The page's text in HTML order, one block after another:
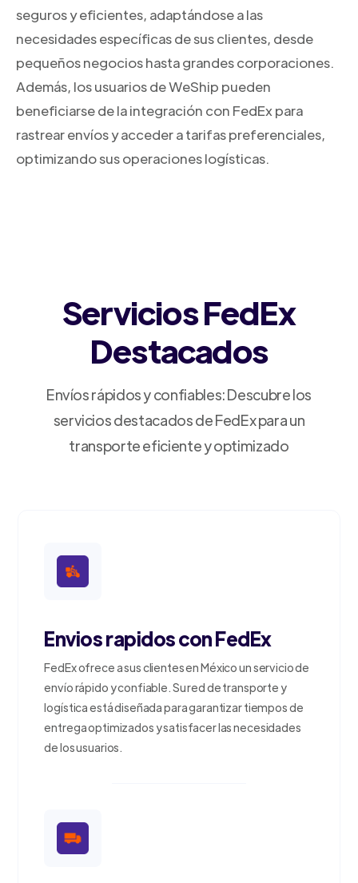
seguros y eficientes, adaptándose a las
necesidades específicas de sus clientes, desde
pequeños negocios hasta grandes corporaciones.
Además, los usuarios de WeShip pueden
beneficiarse de la integración con FedEx para
rastrear envíos y acceder a tarifas preferenciales,
optimizando sus operaciones logísticas.
Servicios FedEx
Destacados
Envíos rápidos y confiables: Descubre los
servicios destacados de FedEx para un
transporte eficiente y optimizado
Envios rapidos con FedEx
FedEx ofrece a sus clientes en México un servicio de
envío rápido y confiable. Su red de transporte y
logística está diseñada para garantizar tiempos de
entrega optimizados y satisfacer las necesidades
de los usuarios.